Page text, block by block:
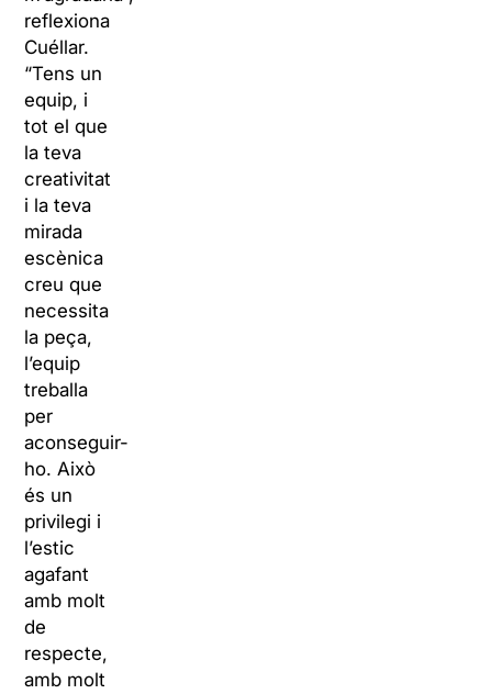
reflexiona
Cuéllar.
“Tens un
equip, i
tot el que
la teva
creativitat
i la teva
mirada
escènica
creu que
necessita
la peça,
l’equip
treballa
per
aconseguir-
ho. Això
és un
privilegi i
l’estic
agafant
amb molt
de
respecte,
amb molt